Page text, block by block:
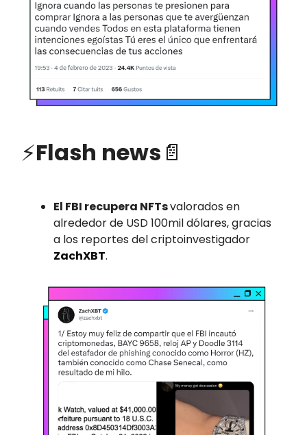
⚡Flash news 📄
El FBI recupera NFTsvalorados en
alrededor de USD 100mil dólares, gracias
a los reportes del criptoinvestigador
ZachXBT.